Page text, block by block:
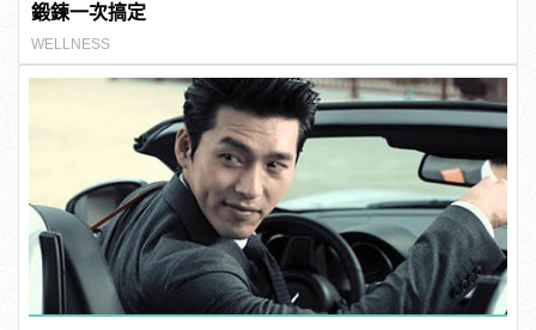
鍛鍊一次搞定
WELLNESS